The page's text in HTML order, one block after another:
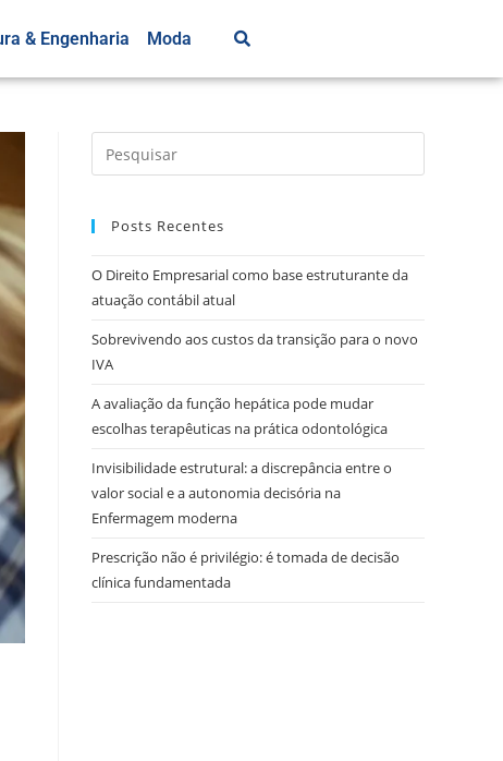
& Engenharia Moda
Posts Recentes
O Direito Empresarial como base estruturante da
atuação contábil atual
Sobrevivendo aos custos da transição para o novo
IVA
A avaliação da função hepática pode mudar
escolhas terapêuticas na prática odontológica
Invisibilidade estrutural: a discrepância entre o
valor social e a autonomia decisória na
Enfermagem moderna
Prescrição não é privilégio: é tomada de decisão
clínica fundamentada